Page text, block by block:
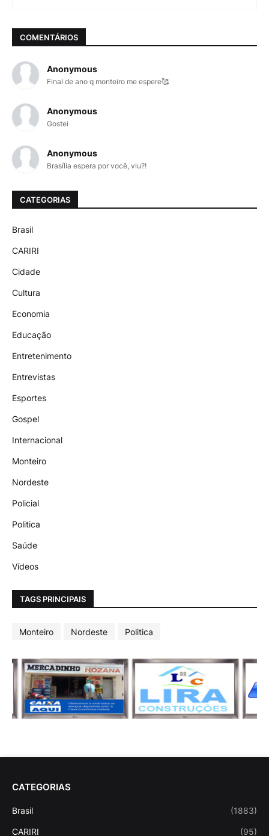
COMENTÁRIOS
Anonymous
Final de ano q monteiro me espere🥰
Anonymous
Gostei
Anonymous
Brasília espera por você, viu?!
CATEGORIAS
Brasil
CARIRI
Cidade
Cultura
Economia
Educação
Entretenimento
Entrevistas
Esportes
Gospel
Internacional
Monteiro
Nordeste
Policial
Politica
Saúde
Vídeos
TAGS PRINCIPAIS
Monteiro Nordeste Politica
CATEGORIAS
Brasil (1883)
CARIRI (95)